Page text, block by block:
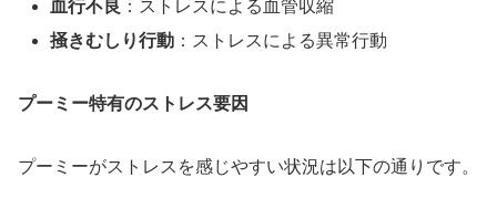
血行不良 ：ストレスによる血管収縮
掻きむしり行動 ：ストレスによる異常行動
プーミー特有のストレス要因
プーミーがストレスを感じやすい状況は以下の通りです。